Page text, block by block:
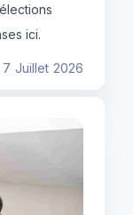
ici.
7 Juillet 2026